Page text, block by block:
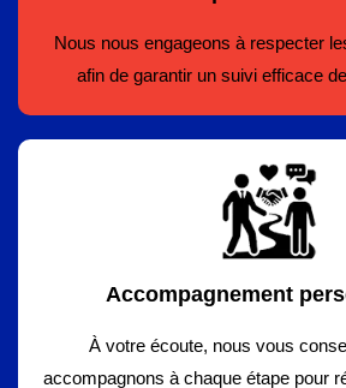
Nous nous engageons à respecter
afin de garantir un suivi efficace
Accompagnement
À votre écoute, nous vous
accompagnons à chaque étape pour